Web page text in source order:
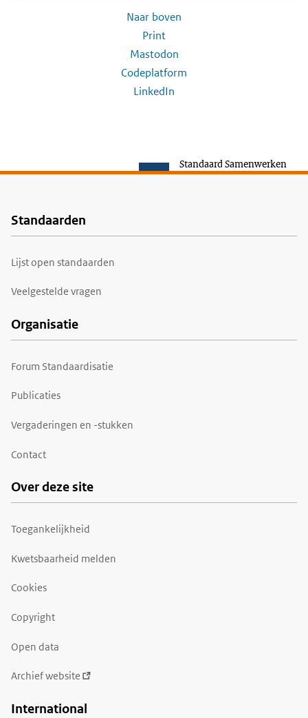
Naar boven
Print
Mastodon
Codeplatform
LinkedIn
Standaard Samenwerken
Voet
Standaarden
Lijst open standaarden
Veelgestelde vragen
Organisatie
Forum Standaardisatie
Publicaties
Vergaderingen en -stukken
Contact
Over deze site
Toegankelijkheid
Kwetsbaarheid melden
Cookies
Copyright
Open data
Archief website
International